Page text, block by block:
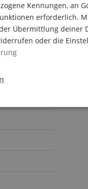
Kennungen, an
erforderlich.
Übermittlung deiner
oder die